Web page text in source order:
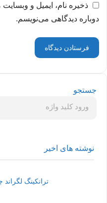
ذخیره نام، ایمیل و
دوباره دیدگاهی می‌نویسم.
جستجو
نوشته های اخیر
ترانکینگ